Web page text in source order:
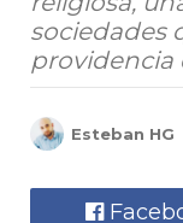
sociedades
providencia
Esteban HG